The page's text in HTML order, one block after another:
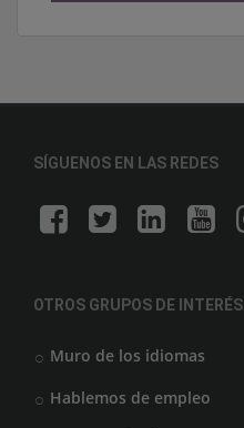
SÍGUENOS EN LAS REDES
OTROS GRUPOS DE INTERÉS
Muro de los idiomas
Hablemos de empleo